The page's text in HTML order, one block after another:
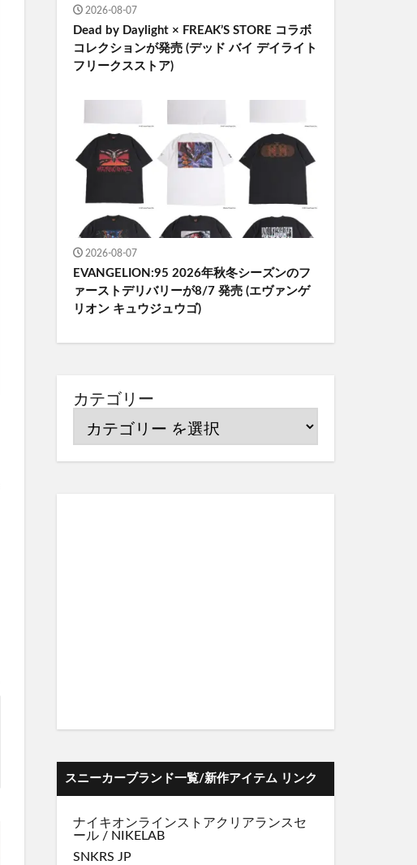
2026-08-07
Dead by Daylight × FREAK’S STORE コラボ
コレクションが発売 (デッド バイ デイライト
フリークスストア)
2026-08-07
EVANGELION:95 2026年秋冬シーズンのフ
ァーストデリバリーが8/7 発売 (エヴァンゲ
リオン キュウジュウゴ)
カテゴリー
スニーカーブランド一覧/新作アイテム リンク
ナイキオンラインストアクリアランスセ
ール / NIKELAB
SNKRS JP